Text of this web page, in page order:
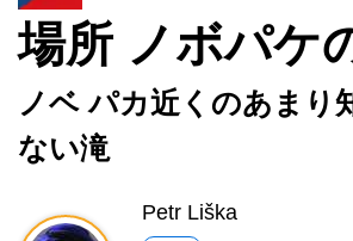
場所 ノボパケ
ノベ パカ近くのあまり
ない滝
Petr Liška